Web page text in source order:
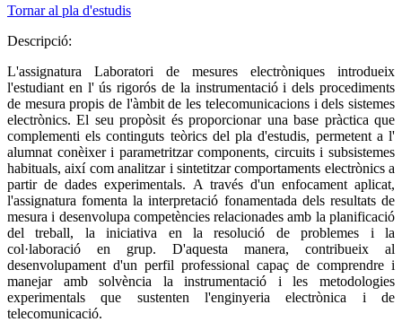
Tornar al pla d'estudis
Descripció:
L'assignatura Laboratori de mesures electròniques introdueix
l'estudiant en l' ús rigorós de la instrumentació i dels procediments
de mesura propis de l'àmbit de les telecomunicacions i dels sistemes
electrònics. El seu propòsit és proporcionar una base pràctica que
complementi els continguts teòrics del pla d'estudis, permetent a l'
alumnat conèixer i parametritzar components, circuits i subsistemes
habituals, així com analitzar i sintetitzar comportaments electrònics a
partir de dades experimentals. A través d'un enfocament aplicat,
l'assignatura fomenta la interpretació fonamentada dels resultats de
mesura i desenvolupa competències relacionades amb la planificació
del treball, la iniciativa en la resolució de problemes i la
col·laboració en grup. D'aquesta manera, contribueix al
desenvolupament d'un perfil professional capaç de comprendre i
manejar amb solvència la instrumentació i les metodologies
experimentals que sustenten l'enginyeria electrònica i de
telecomunicació.